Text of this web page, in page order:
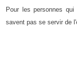
Pour les personnes
savent pas se servir de